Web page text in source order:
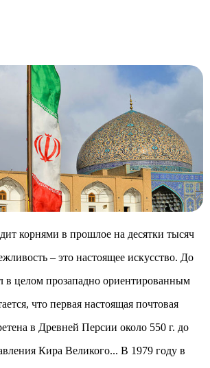
корнями в прошлое на десятки тысяч
– это настоящее искусство. До
в целом прозападно ориентированным
что первая настоящая почтовая
в Древней Персии около 550 г. до
Кира Великого... В 1979 году в